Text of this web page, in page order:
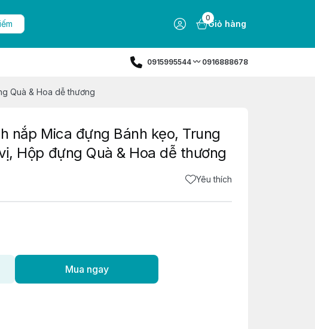
0
Giỏ hàng
0915995544 〰️ 0916888678
Quà & Hoa dễ thương
nắp Mica đựng Bánh kẹo, Trung
Hộp đựng Quà & Hoa dễ thương
Yêu thích
Mua ngay